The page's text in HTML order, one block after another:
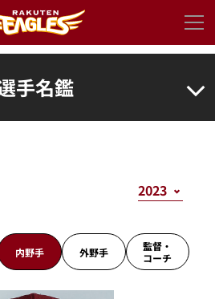
手名鑑
内野手 外野手
監督・
コーチ